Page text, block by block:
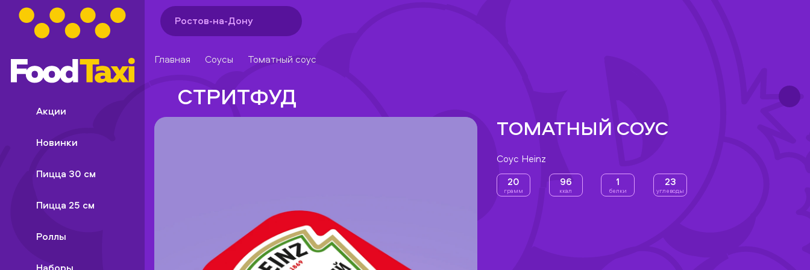
Ростов-на-Дону
Акции
Новинки
Пицца 30 см
Пицца 25 см
Роллы
Главная Соусы Томатный соус
СТРИТФУД
ТОМАТНЫЙ СОУС
Соус Heinz
20
грамм
96
ккал
1
белки
23
углеводы